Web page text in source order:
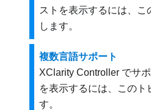
ストを表示するには、こ
します。
複数言語サポート
XClarity Controller でサ
を表示するには、このト
す。